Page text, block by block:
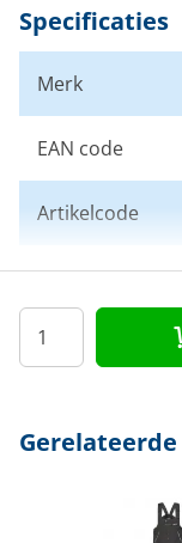
Specificaties
Merk
EAN code
Artikelcode
Maat
Kleur